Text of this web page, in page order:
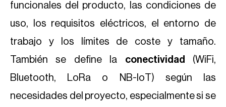
funcionales del producto, las condiciones de
uso, los requisitos eléctricos, el entorno de
trabajo y los límites de coste y tamaño.
También se define la conectividad
(WiFi,
Bluetooth, LoRa o NB-IoT) según las
necesidades del proyecto, especialmente si se